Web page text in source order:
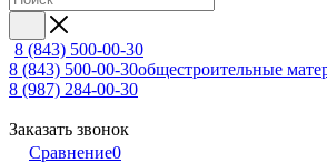
8 (843) 500-00-30
8 (843) 500-00-30общестроительные
8 (987) 284-00-30
Заказать звонок
Сравнение0